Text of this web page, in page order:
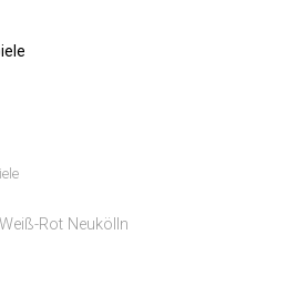
Rot Neukölln